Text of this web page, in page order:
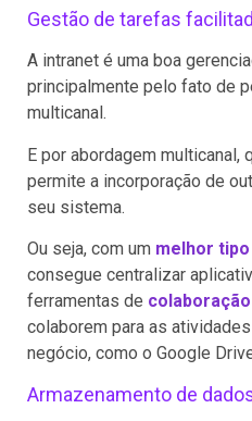
Gestão de tarefas
A intranet é uma boa
principalmente pelo fato de
multicanal.
E por abordagem multicanal,
permite a incorporação de
seu sistema.
Ou seja, com um melhor
consegue centralizar
ferramentas de
colaborem para as
negócio, como o Google
Armazenamento de